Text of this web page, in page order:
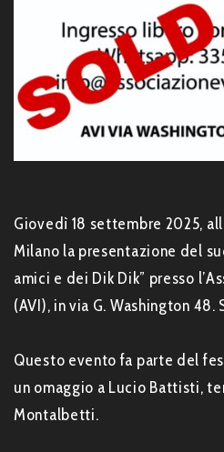
Giovedì 18 settembre 2025,
Milano la presentazione del
amici e dei Dik Dik” presso
(AVI), in via G. Washington 48.
Questo evento fa parte del
un omaggio a Lucio Battisti,
Montalbetti.